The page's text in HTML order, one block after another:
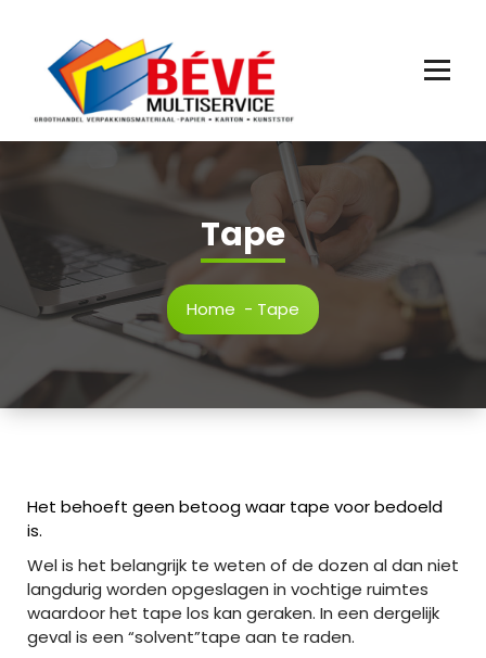
inhoud
Tape
Home - Tape
Het behoeft geen betoog waar tape voor bedoeld
is.
Wel is het belangrijk te weten of de dozen al dan niet
langdurig worden opgeslagen in vochtige ruimtes
waardoor het tape los kan geraken. In een dergelijk
geval is een “solvent”tape aan te raden.